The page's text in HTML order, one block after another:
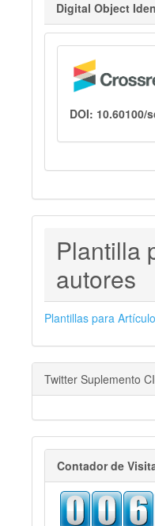
Digital Object
DOI: 10.60100/
PARA
Plantilla
autores
Plantillas para
Twitter Suplemento
visitas
Contador de